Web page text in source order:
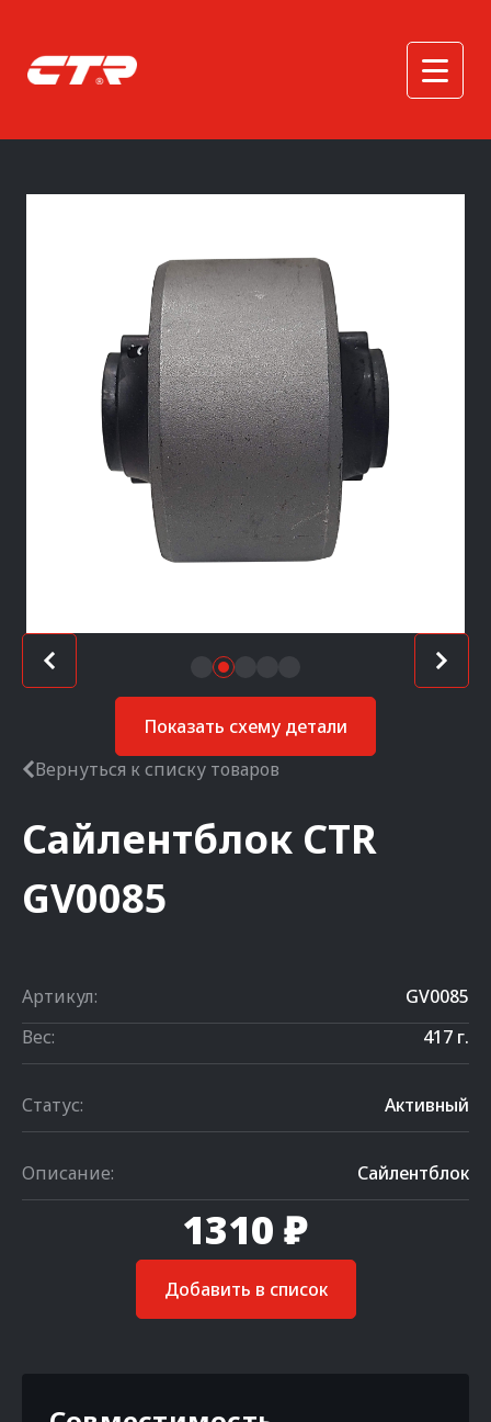
Показать схему детали
Вернуться к списку товаров
Сайлентблок CTR
GV0085
Артикул:
GV0085
Вес:
417 г.
Статус: Активный
Описание: Сайлентблок
1310 ₽
Добавить в список